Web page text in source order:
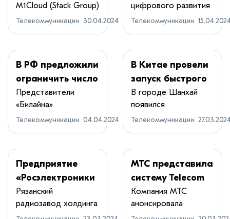
для среднего и
крупного бизнеса
M1Cloud (Stack Group)
анонсировал...
Телекоммуникации 30.04.2024
веб-хостингам
цифрового развития
(Минцифры)
Телекоммуникации
В РФ предложили
ограничить число
сим-карт на один
паспорт
Представители
«Билайна»
предложили на
Телекоммуникации 04.04.2024
В Китае провели
запуск быстрого
интернета со
скоростью 10G в
секунду
В городе Шанхай
появился
демонстрационный
Телекоммуникации
Предприятие
«Росэлектроники
» поставит МЧС
России
Рязанский
радиозавод холдинга
«Росэлектроника»
МТС представила
систему Telecom
Platform для
управления
Компания МТС
анонсировала
систему Telecom